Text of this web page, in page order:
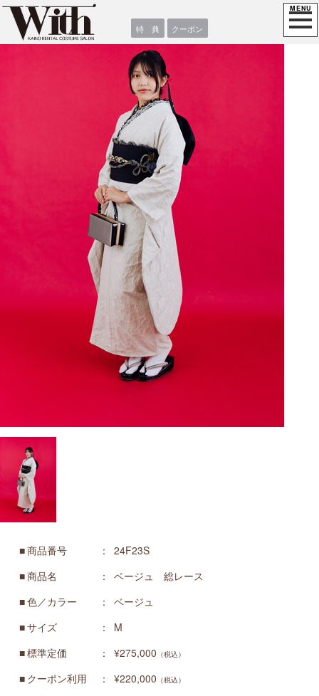
特 典 クーポン
商品番号
24F23S
商品名
ベージュ 総レース
色／カラー
ベージュ
サイズ
M
標準定価
¥275,000 （税込）
クーポン利用 ¥220,000 （税込）